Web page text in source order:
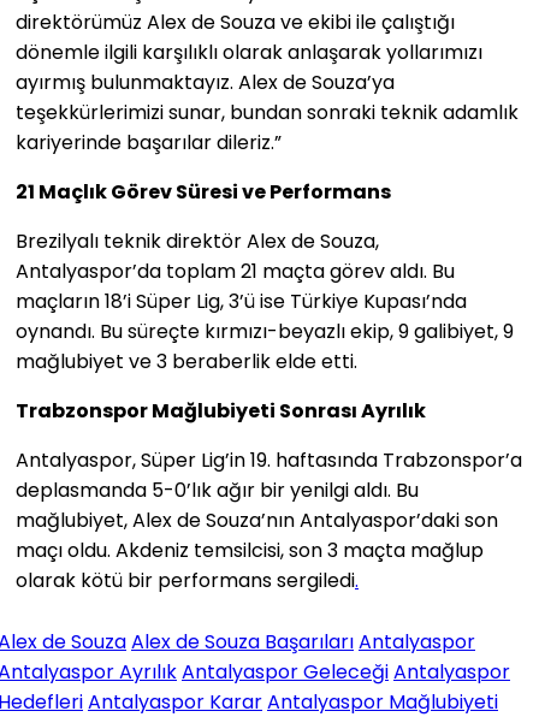
direktörümüz Alex de Souza ve ekibi ile çalıştığı
dönemle ilgili karşılıklı olarak anlaşarak yollarımızı
ayırmış bulunmaktayız. Alex de Souza’ya
teşekkürlerimizi sunar, bundan sonraki teknik adamlık
kariyerinde başarılar dileriz.”
21 Maçlık Görev Süresi ve Performans
Brezilyalı teknik direktör Alex de Souza,
Antalyaspor’da toplam 21 maçta görev aldı. Bu
maçların 18’i Süper Lig, 3’ü ise Türkiye Kupası’nda
oynandı. Bu süreçte kırmızı-beyazlı ekip, 9 galibiyet, 9
mağlubiyet ve 3 beraberlik elde etti.
Trabzonspor Mağlubiyeti Sonrası Ayrılık
Antalyaspor, Süper Lig’in 19. haftasında Trabzonspor’a
deplasmanda 5-0’lık ağır bir yenilgi aldı. Bu
mağlubiyet, Alex de Souza’nın Antalyaspor’daki son
maçı oldu. Akdeniz temsilcisi, son 3 maçta mağlup
olarak kötü bir performans sergiledi.
de SouzaAlex de Souza BaşarılarıAntalyaspor
AyrılıkAntalyaspor GeleceğiAntalyaspor
Antalyaspor KararAntalyaspor Mağlubiyeti